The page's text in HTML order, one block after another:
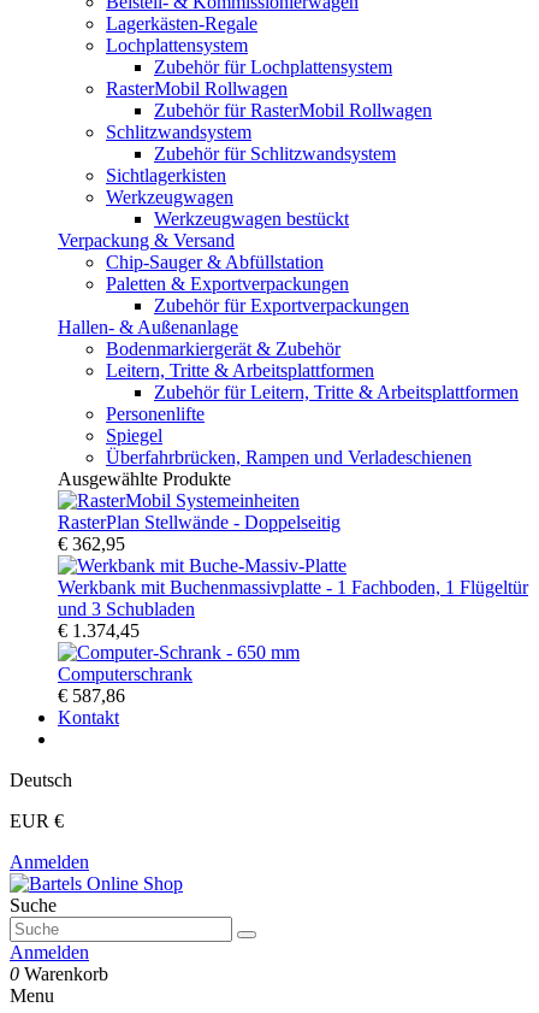
Lagerkästen-Regale
Lochplattensystem
Zubehör für Lochplattensystem
RasterMobil Rollwagen
Zubehör für RasterMobil Rollwagen
Schlitzwandsystem
Zubehör für Schlitzwandsystem
Sichtlagerkisten
Werkzeugwagen
Werkzeugwagen bestückt
Verpackung & Versand
Chip-Sauger & Abfüllstation
Paletten & Exportverpackungen
Zubehör für Exportverpackungen
Hallen- & Außenanlage
Bodenmarkiergerät & Zubehör
Leitern, Tritte & Arbeitsplattformen
Zubehör für Leitern, Tritte & Arbeitsplattformen
Personenlifte
Spiegel
Überfahrbrücken, Rampen und Verladeschienen
Ausgewählte Produkte
RasterPlan Stellwände - Doppelseitig
€ 362,95
Werkbank mit Buchenmassivplatte - 1 Fachboden, 1 Flügeltür
und 3 Schubladen
€ 1.374,45
Computerschrank
€ 587,86
Kontakt
Deutsch
EUR €
Anmelden
Suche
Anmelden
0 Warenkorb
Menu